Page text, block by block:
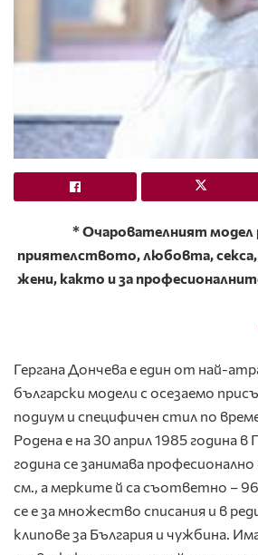
* Очарователният модел
приятелството, любовта,
жени, както и за
Гергана Дончева е един от най-
български модели с осезаемо
подиум и специфичен стил по
Родена е на 30 април 1985 година
година се занимава професионално
см., а мерките й са съответно –
се е за множество списания и в
клипове за България и чужбина.